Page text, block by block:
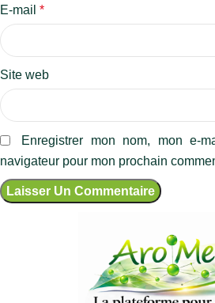
E-mail *
Site web
Enregistrer mon nom, mon e-
navigateur pour mon prochain